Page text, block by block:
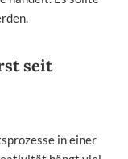
seit
in einer